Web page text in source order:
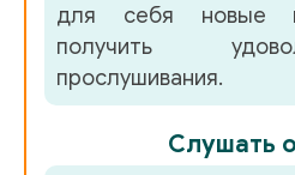
для себя новые
получить
прослушивания.
Слушать